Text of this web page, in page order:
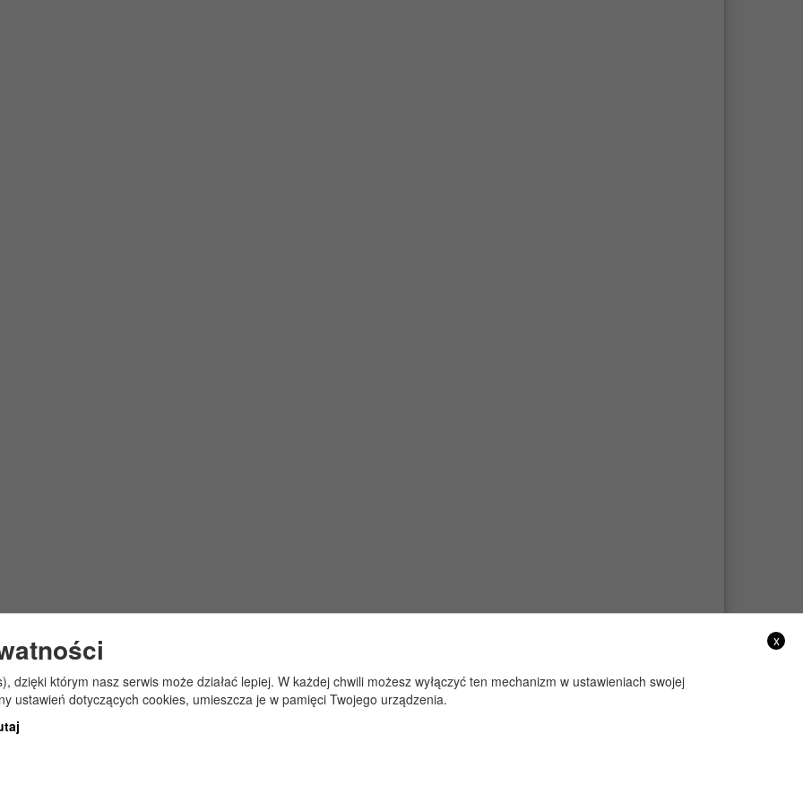
x
dzięki którym nasz serwis może działać lepiej. W każdej chwili możesz wyłączyć ten mechanizm w ustawieniach swojej
ustawień dotyczących cookies, umieszcza je w pamięci Twojego urządzenia.